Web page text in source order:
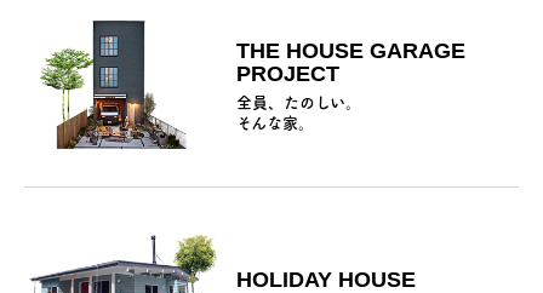
THE HOUSE GARAGE
PROJECT
全員、たのしい。
そんな家。
HOLIDAY HOUSE